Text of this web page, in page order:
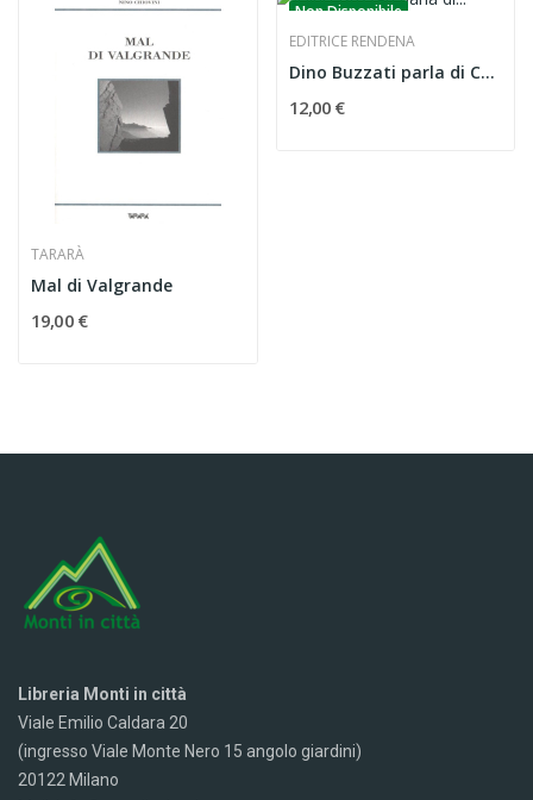
TARARÀ
Mal di Valgrande
19,00 €
Non Disponibile
EDITRICE RENDENA
Dino Buzzati parla di Cesare Maestri il Ragno...
12,00 €
Libreria Monti in città
Viale Emilio Caldara 20
(ingresso Viale Monte Nero 15 angolo giardini)
20122 Milano